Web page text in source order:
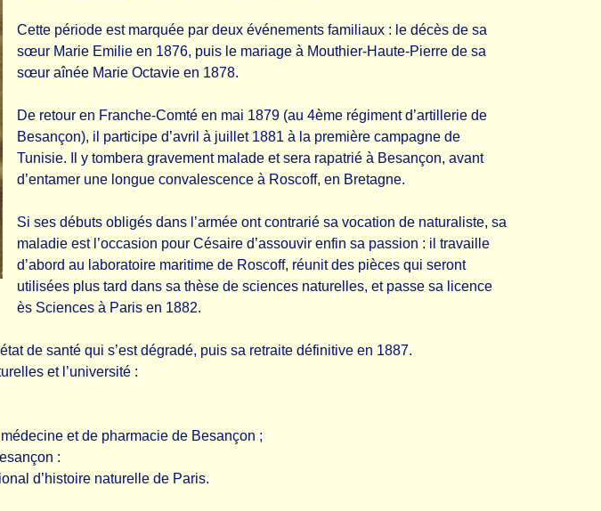
Cette période est marquée par deux événements familiaux : le décès de sa
sœur Marie Emilie en 1876, puis le mariage à Mouthier-Haute-Pierre de sa
sœur aînée Marie Octavie en 1878.
De retour en Franche-Comté en mai 1879 (au 4ème régiment d’artillerie de
Besançon), il participe d’avril à juillet 1881 à la première campagne de
Tunisie. Il y tombera gravement malade et sera rapatrié à Besançon, avant
d’entamer une longue convalescence à Roscoff, en Bretagne.
Si ses débuts obligés dans l’armée ont contrarié sa vocation de naturaliste, sa
maladie est l’occasion pour Césaire d’assouvir enfin sa passion : il travaille
d’abord au laboratoire maritime de Roscoff, réunit des pièces qui seront
utilisées plus tard dans sa thèse de sciences naturelles, et passe sa licence
ès Sciences à Paris en 1882.
de santé qui s’est dégradé, puis sa retraite définitive en 1887.
et l’université :
et de pharmacie de Besançon ;
:
d’histoire naturelle de Paris.